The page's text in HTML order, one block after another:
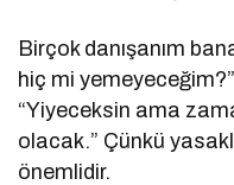
Birçok danışanım
hiç mi
“Yiyeceksin ama
olacak.” Çünkü
önemlidir.